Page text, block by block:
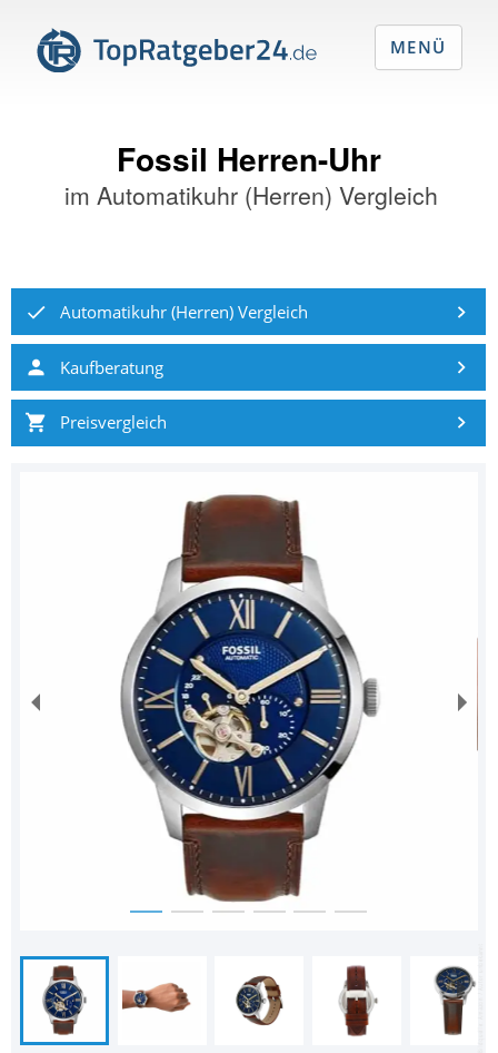
Fossil Herren-Uhr
im Automatikuhr (Herren) Vergleich
Automatikuhr (Herren) Vergleich
Kaufberatung
Preisvergleich
MENÜ